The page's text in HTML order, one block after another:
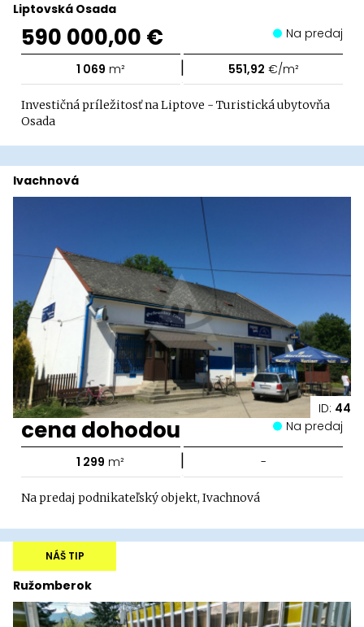
Liptovská Osada
590 000,00 € Na predaj
1 069 m² | 551,92 €/m²
Investičná príležitosť na Liptove - Turistická ubytovňa
Osada
ID: 44
Ivachnová
cena dohodou Na predaj
1 299 m² | -
Na predaj podnikateľský objekt, Ivachnová
Ružomberok
NÁŠ TIP